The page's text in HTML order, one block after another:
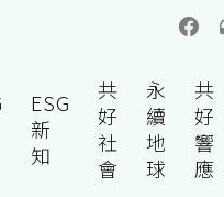
ESG
新
知
共
好
社
會
永
續
地
球
共
好
響
應